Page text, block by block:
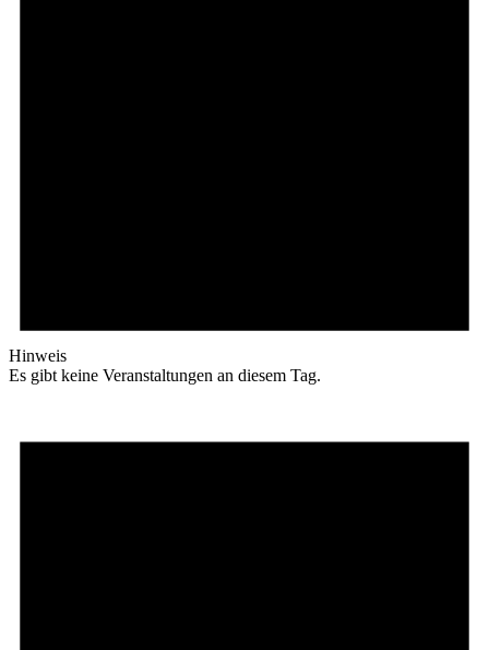
Hinweis
Es gibt keine Veranstaltungen an diesem Tag.